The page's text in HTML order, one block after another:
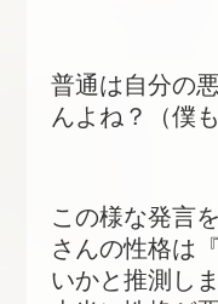
普通は自分の
んよね？（僕
この様な発言
さんの性格は
いかと推測しま